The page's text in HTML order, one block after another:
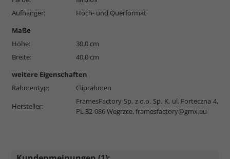
Aufhänger:
Hoch- und Querformat
Maße
Höhe:
30,0 cm
Breite:
40,0 cm
weitere Eigenschaften
Rahmentyp:
Cliprahmen
Hersteller:
FramesFactory Sp. z o.o. Sp. K, ul. Forteczna 4,
PL 32-086 Wegrzce,framesfactory@gmx.eu